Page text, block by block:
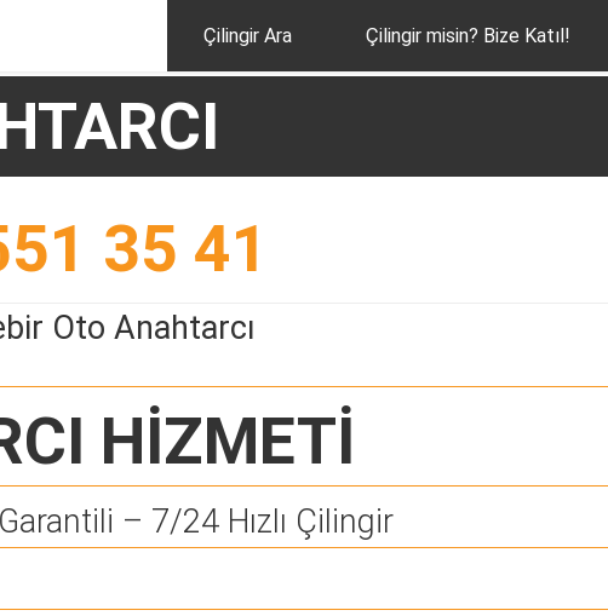
Çilingir Ara Çilingir misin? Bize Katıl!
35 41
Oto Anahtarcı
HİZMETİ
– 7/24 Hızlı Çilingir